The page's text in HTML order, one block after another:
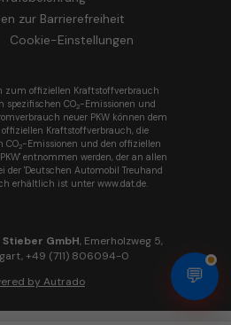
zur Barrierefreiheit
Cookie-Einstellungen
💬
zum offiziellen Kraftstoffverbrauch
spezifischen CO2-Emissionen und
neuer PKW können dem
Kraftstoffverbrauch, die
CO2-Emissionen und den offiziellen
entnommen werden, der an allen
der 'Deutschen Automobil Treuhand
erhältlich ist unter www.dat.de.
GmbH, Emerholzweg 5,
+49 (711) 806094-0
by Autrado